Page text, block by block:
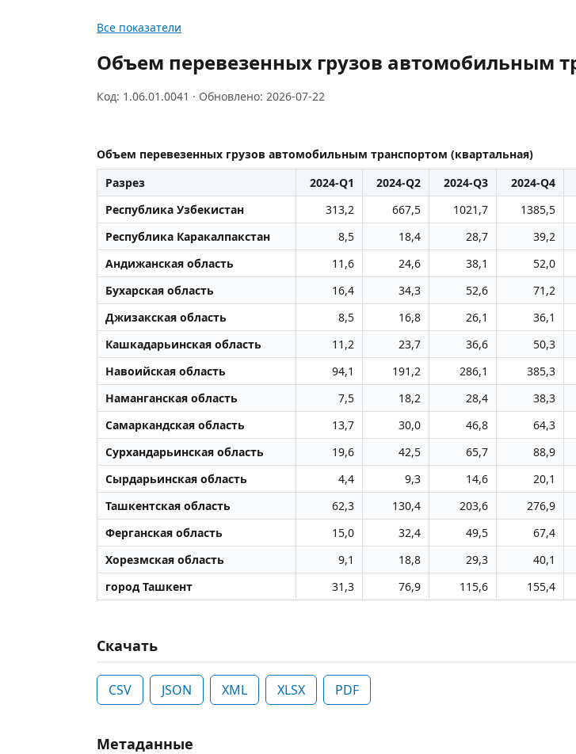
Все показатели
Объем перевезенных грузов автомобильным
Код: 1.06.01.0041 · Обновлено: 2026-07-22
Объем перевезенных грузов автомобильным транспортом (квартальная)
Разрез
2024-Q1 2024-Q2 2024-Q3 2024-Q4
Республика Узбекистан
313,2 667,5 1021,7 1385,5
Республика Каракалпакстан
8,5 18,4 28,7 39,2
Андижанская область
11,6 24,6 38,1 52,0
Бухарская область
16,4 34,3 52,6 71,2
Джизакская область
8,5 16,8 26,1 36,1
Кашкадарьинская область
11,2 23,7 36,6 50,3
Навоийская область
94,1 191,2 286,1 385,3
Наманганская область
7,5 18,2 28,4 38,3
Самаркандская область
13,7 30,0 46,8 64,3
Сурхандарьинская область
19,6 42,5 65,7 88,9
Сырдарьинская область
4,4 9,3 14,6 20,1
Ташкентская область
62,3 130,4 203,6 276,9
Ферганская область
15,0 32,4 49,5 67,4
Хорезмская область
9,1 18,8 29,3 40,1
город Ташкент
31,3 76,9 115,6 155,4
Скачать
CSV JSON XML XLSX PDF
Метаданные